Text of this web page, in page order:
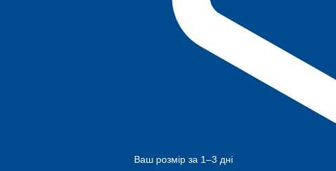
Ваш розмір за 1–3 дні